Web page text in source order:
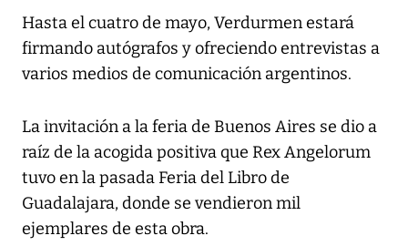
Hasta el cuatro de mayo, Verdurmen estará
firmando autógrafos y ofreciendo entrevistas a
varios medios de comunicación argentinos.
La invitación a la feria de Buenos Aires se dio a
raíz de la acogida positiva que Rex Angelorum
tuvo en la pasada Feria del Libro de
Guadalajara, donde se vendieron mil
ejemplares de esta obra.